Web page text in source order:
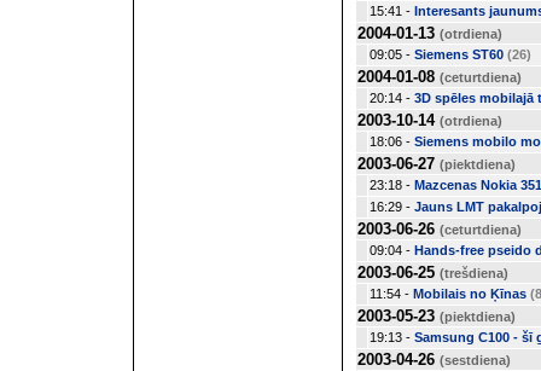
15:41 - Interesants
2004-01-13 (otrdiena)
09:05 - Siemens ST60 (26)
2004-01-08 (ceturtdiena)
20:14 - 3D spēles mobilajā
2003-10-14 (otrdiena)
18:06 - Siemens mobilo
2003-06-27 (piektdiena)
23:18 - Mazcenas Nokia
16:29 - Jauns LMT
2003-06-26 (ceturtdiena)
09:04 - Hands-free pseido
2003-06-25 (trešdiena)
11:54 - Mobilais no Ķīnas
2003-05-23 (piektdiena)
19:13 - Samsung C100 - šī
2003-04-26 (sestdiena)